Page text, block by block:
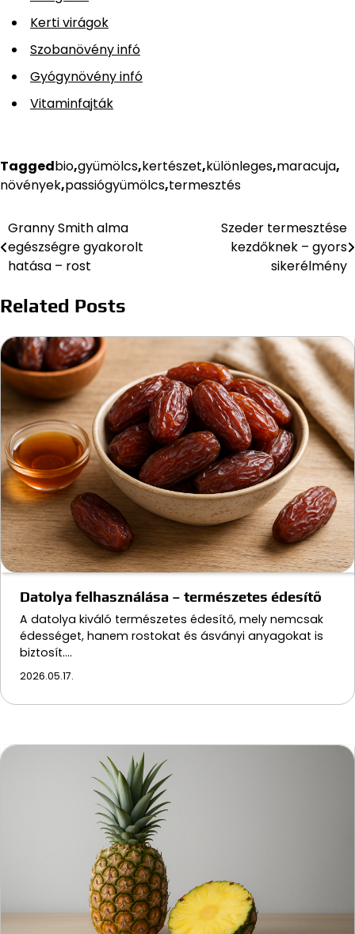
Kerti virágok
Szobanövény infó
Gyógynövény infó
Vitaminfajták
Taggedbio,gyümölcs,kertészet,különleges,maracuja,
növények,passiógyümölcs,termesztés
Bejegyzés
navigáció
Granny Smith alma
egészségre gyakorolt
hatása – rost
Szeder termesztése
kezdőknek – gyors
sikerélmény
Related Posts
Datolya felhasználása – természetes édesítő
A datolya kiváló természetes édesítő, mely nemcsak
édességet, hanem rostokat és ásványi anyagokat is
biztosít.…
2026.05.17.